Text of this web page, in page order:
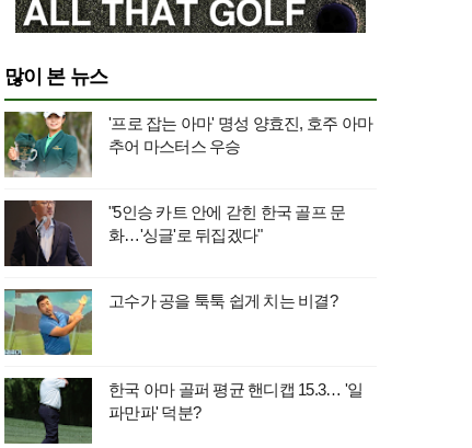
많이 본 뉴스
'프로 잡는 아마' 명성 양효진, 호주 아마
추어 마스터스 우승
"5인승 카트 안에 갇힌 한국 골프 문
화…'싱글'로 뒤집겠다"
고수가 공을 툭툭 쉽게 치는 비결?
한국 아마 골퍼 평균 핸디캡 15.3… '일
파만파' 덕분?